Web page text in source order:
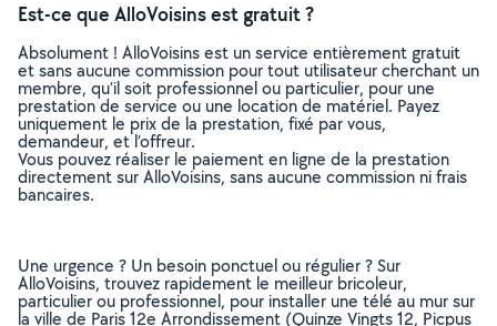
Est-ce que AlloVoisins est gratuit ?
Absolument ! AlloVoisins est un service entièrement gratuit
et sans aucune commission pour tout utilisateur cherchant un
membre, qu’il soit professionnel ou particulier, pour une
prestation de service ou une location de matériel. Payez
uniquement le prix de la prestation, fixé par vous,
demandeur, et l’offreur.
Vous pouvez réaliser le paiement en ligne de la prestation
directement sur AlloVoisins, sans aucune commission ni frais
bancaires.
Une urgence ? Un besoin ponctuel ou régulier ? Sur
AlloVoisins, trouvez rapidement le meilleur bricoleur,
particulier ou professionnel, pour installer une télé au mur sur
la ville de Paris 12e Arrondissement (Quinze Vingts 12, Picpus